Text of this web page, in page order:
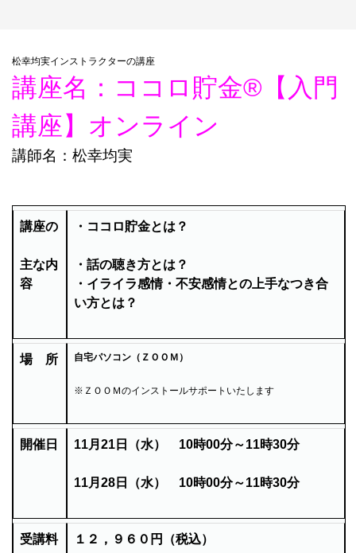
松幸均実インストラクターの講座
講座名：ココロ貯金®︎【入門
講座】オンライン
講師名：松幸均実
講座の
主な内
容
・ココロ貯金とは？
・話の聴き方とは？
・イライラ感情・不安感情との上手なつき合
い方とは？
場 所 自宅パソコン（ＺＯＯＭ）
※ＺＯＯＭのインストールサポートいたします
開催日 11月21 日（水） 10時00分～11時30分
11月28 日（水） 10時00分～11時30分
受講料 １２，９６０円（税込）